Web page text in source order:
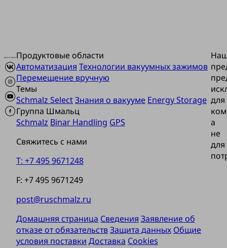
Продуктовые области
Автоматизация Технологии вакуумных зажимов
Перемещение вручную
Темы
Schmalz SelectЗнания о вакууме Energy Storage
Группа Шмальц
Schmalz Binar Handling GPS
Свяжитесь с нами
T: +7 495 9671248
F: +7 495 9671249
post@ruschmalz.ru
для
а
не
для
Домашняя страница Сведения Заявление об
отказе от обязательствЗащита данных Общие
условия поставки Доставка Cookies